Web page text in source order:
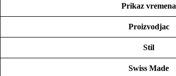
Prikaz vremena
Proizvodjac
Stil
Swiss Made